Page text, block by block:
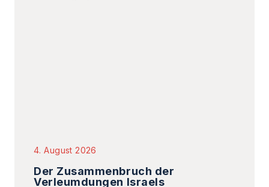
4. August 2026
Der Zusammenbruch der
Verleumdungen Israels